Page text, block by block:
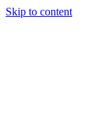
Skip to content